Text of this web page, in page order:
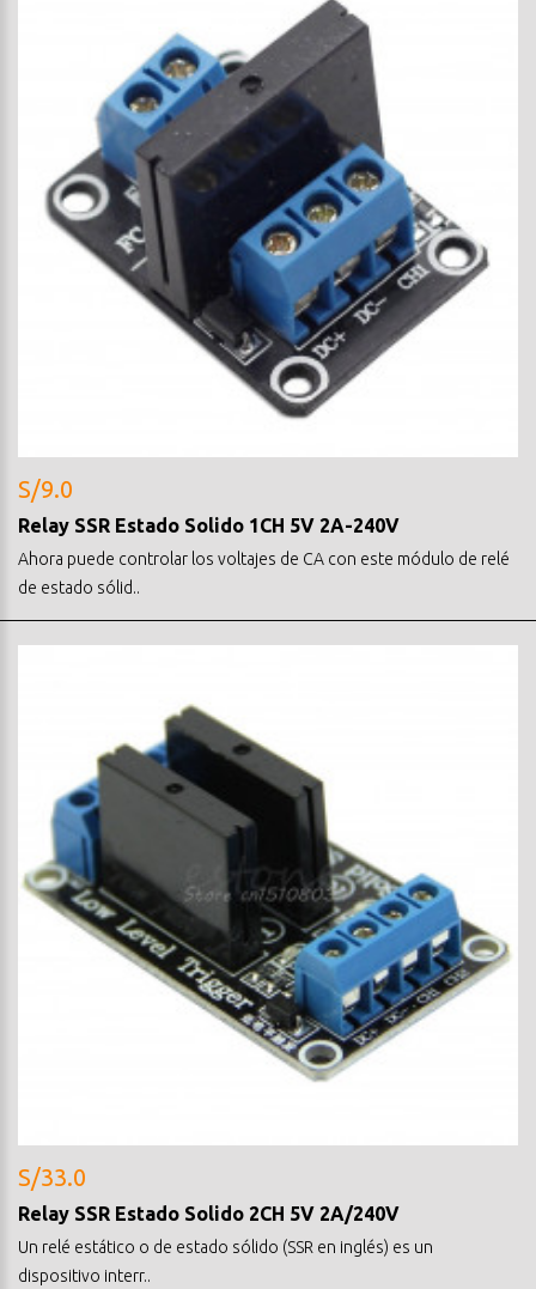
S/9.0
Relay SSR Estado Solido 1CH 5V 2A-240V
Ahora puede controlar los voltajes de CA con este módulo de relé
de estado sólid..
S/33.0
Relay SSR Estado Solido 2CH 5V 2A/240V
Un relé estático o de estado sólido (SSR en inglés) es un
dispositivo interr..